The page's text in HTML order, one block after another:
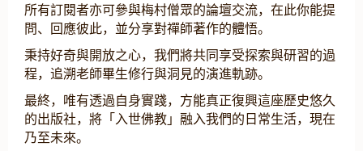
所有訂閱者亦可參與梅村僧眾的論壇交流，在此你能提
問、回應彼此，並分享對禪師著作的體悟。
秉持好奇與開放之心，我們將共同享受探索與研習的過
程，追溯老師畢生修行與洞見的演進軌跡。
最終，唯有透過自身實踐，方能真正復興這座歷史悠久
的出版社，將「入世佛教」融入我們的日常生活，現在
乃至未來。